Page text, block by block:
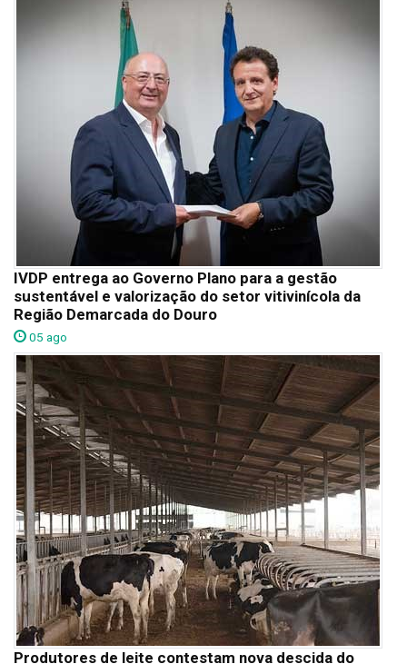
IVDP entrega ao Governo Plano para a gestão
sustentável e valorização do setor vitivinícola da
Região Demarcada do Douro
05 ago
Produtores de leite contestam nova descida do